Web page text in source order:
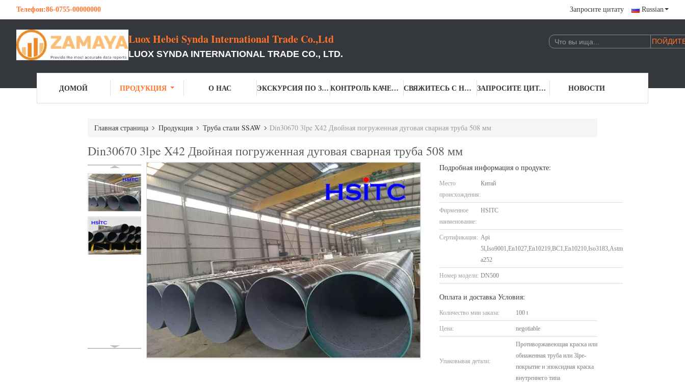
Телефон:86-0755-00000000 Запросите цитату Russian
Luox Hebei Synda International Trade Co.,Ltd
LUOX SYNDA INTERNATIONAL TRADE CO., LTD.
ДОМОЙ ПРОДУКЦИЯ О НАС ЭКСКУРСИЯ ПО ЗАВОДУ КОНТРОЛЬ КАЧЕСТВА СВЯЖИТЕСЬ С НАМИ ЗАПРОСИТЕ ЦИТАТУ НОВОСТИ
Главная страница Продукция Труба стали SSAW Din30670 3lpe X42 Двойная погруженная дуговая сварная труба 508 мм
Din30670 3lpe X42 Двойная погруженная дуговая сварная труба 508 мм
Подробная информация о продукте:
Место
происхождения:
Китай
Фирменное
наименование:
HSITC
Сертификация: Api
5l,Iso9001,En1027,En10219,BC1,En10210,Iso3183,Astm
a252
Номер модели: DN500
Оплата и доставка Условия:
Количество мин заказа: 100 t
Цена: negotiable
Упаковывая детали:
Противоржавеющая краска или
обнаженная труба или 3lpe-
покрытие и эпоксидная краска
внутреннего типа